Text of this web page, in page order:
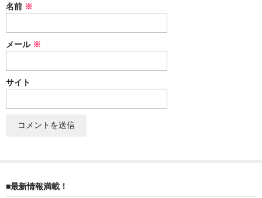
名前 ※
メール ※
サイト
■最新情報満載！